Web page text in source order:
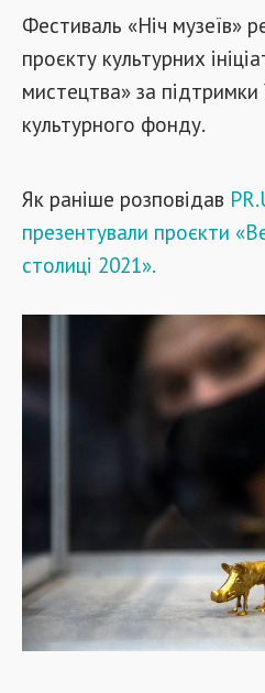
Фестиваль «Ніч музеїв»
проєкту культурних
мистецтва» за підтримки
культурного фонду.
Як раніше розповідав
презентували проєкти
столиці 2021».